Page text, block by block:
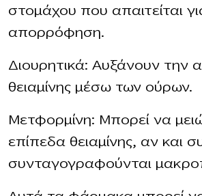
στομάχου που απαιτείται
απορρόφηση.
Διουρητικά: Αυξάνουν την
θειαμίνης μέσω των ούρων.
Μετφορμίνη: Μπορεί να
επίπεδα θειαμίνης, αν και
συνταγογραφούνται